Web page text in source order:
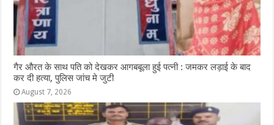
गैर औरत के साथ पति को देखकर आगबबूला हुई पत्नी : जमकर लड़ाई के बाद
कर दी हत्या, पुलिस जांच मे जुटी
August 7, 2026